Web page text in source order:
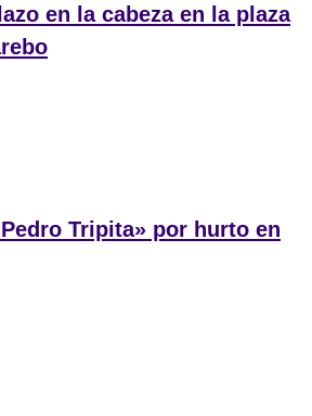
en la cabeza en la plaza
Tripita» por hurto en